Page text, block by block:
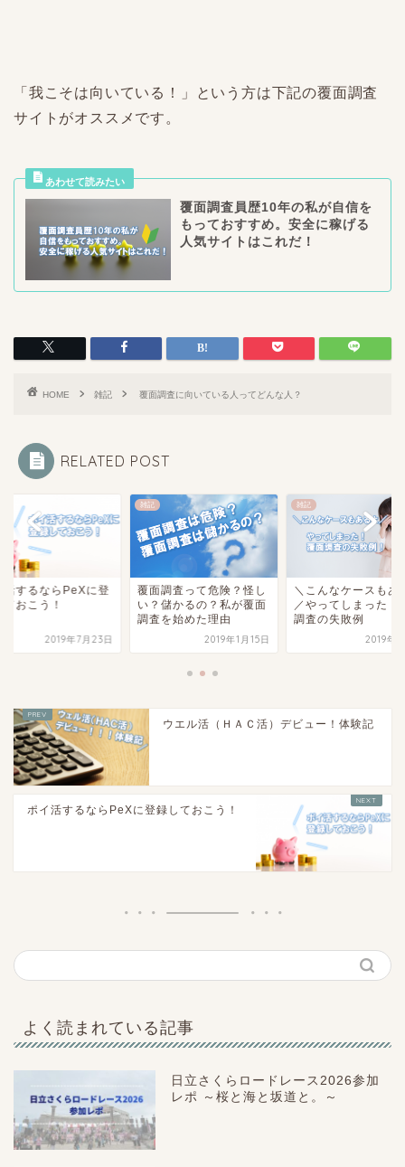
「我こそは向いている！」という方は下記の覆面調査
サイトがオススメです。
覆面調査員歴10年の私が自信を
もっておすすめ。安全に稼げる
人気サイトはこれだ！
HOME 雑記 覆面調査に向いている人ってどんな人？
RELATED POST
活するならPeXに登
ておこう！
2019年7月23日
雑記
覆面調査って危険？怪し
い？儲かるの？私が覆面
調査を始めた理由
2019年1月15日
雑記
＼こんなケースもあ
／やってしまった！
調査の失敗例
2019年8
ウエル活（ＨＡＣ活）デビュー！体験記
ポイ活するならPeXに登録しておこう！
よく読まれている記事
日立さくらロードレース2026参加
レポ ～桜と海と坂道と。～